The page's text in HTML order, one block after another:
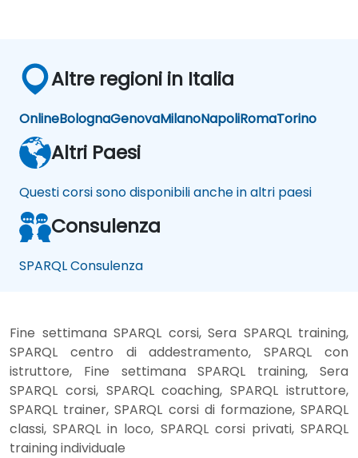
Altre regioni in Italia
OnlineBolognaGenovaMilanoNapoliRomaTorino
Altri Paesi
Questi corsi sono disponibili anche in altri paesi
Consulenza
SPARQL Consulenza
Fine settimana SPARQL corsi, Sera SPARQL training,
SPARQL centro di addestramento, SPARQL con
istruttore, Fine settimana SPARQL training, Sera
SPARQL corsi, SPARQL coaching, SPARQL istruttore,
SPARQL trainer, SPARQL corsi di formazione, SPARQL
classi, SPARQL in loco, SPARQL corsi privati, SPARQL
training individuale